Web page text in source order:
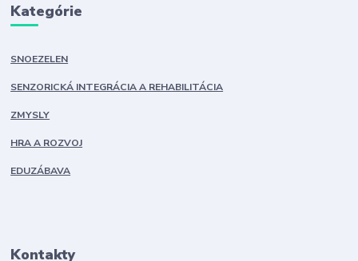
Kategórie
SNOEZELEN
SENZORICKÁ INTEGRÁCIA A REHABILITÁCIA
ZMYSLY
HRA A ROZVOJ
EDUZÁBAVA
Kontakty